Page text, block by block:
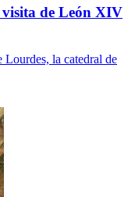
de León XIV
Lourdes, la catedral de